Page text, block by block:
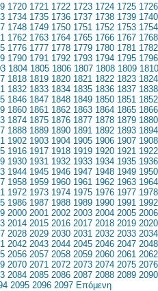
1720 1721 1722 1723 1724 1725 1726
1734 1735 1736 1737 1738 1739 1740
1748 1749 1750 1751 1752 1753 1754
1762 1763 1764 1765 1766 1767 1768
1776 1777 1778 1779 1780 1781 1782
1790 1791 1792 1793 1794 1795 1796
1804 1805 1806 1807 1808 1809 1810
1818 1819 1820 1821 1822 1823 1824
1832 1833 1834 1835 1836 1837 1838
1846 1847 1848 1849 1850 1851 1852
1860 1861 1862 1863 1864 1865 1866
1874 1875 1876 1877 1878 1879 1880
1888 1889 1890 1891 1892 1893 1894
1902 1903 1904 1905 1906 1907 1908
1916 1917 1918 1919 1920 1921 1922
1930 1931 1932 1933 1934 1935 1936
1944 1945 1946 1947 1948 1949 1950
1958 1959 1960 1961 1962 1963 1964
1972 1973 1974 1975 1976 1977 1978
1986 1987 1988 1989 1990 1991 1992
2000 2001 2002 2003 2004 2005 2006
2014 2015 2016 2017 2018 2019 2020
2028 2029 2030 2031 2032 2033 2034
2042 2043 2044 2045 2046 2047 2048
2056 2057 2058 2059 2060 2061 2062
2070 2071 2072 2073 2074 2075 2076
2084 2085 2086 2087 2088 2089 2090
2095 2096 2097 Επόμενη